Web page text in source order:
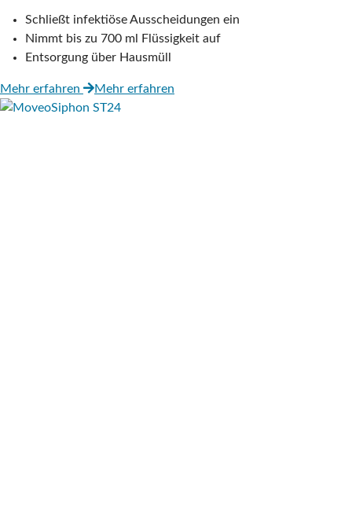
Schließt infektiöse Ausscheidungen ein
Nimmt bis zu 700 ml Flüssigkeit auf
Entsorgung über Hausmüll
Mehr erfahren Mehr erfahren